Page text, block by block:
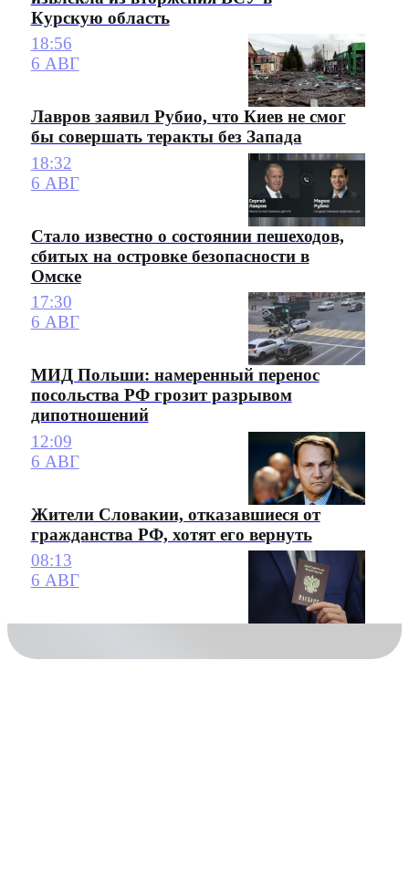
Курскую область
18:56
6 АВГ
Лавров заявил Рубио, что Киев не смог
бы совершать теракты без Запада
18:32
6 АВГ
Стало известно о состоянии пешеходов,
сбитых на островке безопасности в
Омске
17:30
6 АВГ
МИД Польши: намеренный перенос
посольства РФ грозит разрывом
дипотношений
12:09
6 АВГ
Жители Словакии, отказавшиеся от
гражданства РФ, хотят его вернуть
08:13
6 АВГ